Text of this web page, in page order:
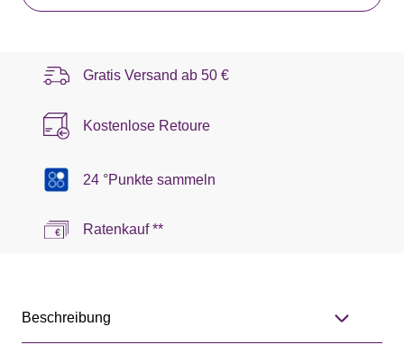
Gratis Versand ab 50 €
Kostenlose Retoure
24 °Punkte sammeln
Ratenkauf **
Beschreibung